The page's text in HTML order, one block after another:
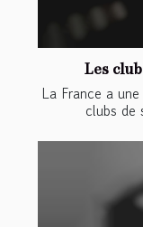
Les
La France a
clubs de